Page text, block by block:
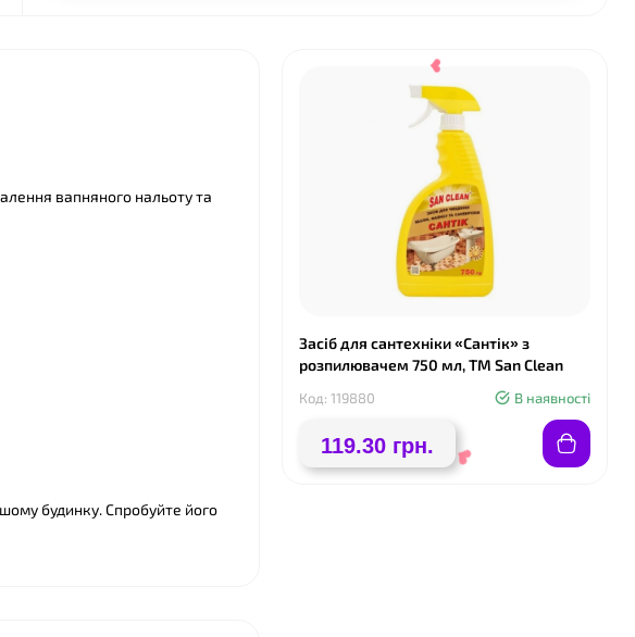
вапняного нальоту та
будинку. Спробуйте його
Засіб для сантехніки «Сантік» з
розпилювачем 750 мл, ТМ San Clean
Код: 119880 В наявності
119.30 грн.
❤